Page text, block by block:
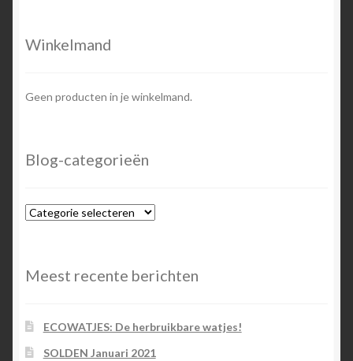
Winkelmand
Geen producten in je winkelmand.
Blog-categorieën
Blog-
Meest recente berichten
ECOWATJES: De herbruikbare watjes!
SOLDEN Januari 2021